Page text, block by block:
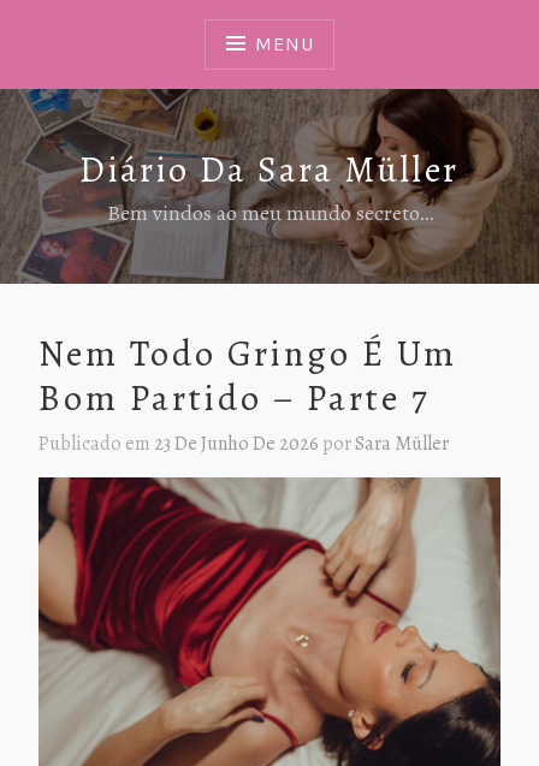
MENU
Diário Da Sara Müller
Bem vindos ao meu mundo secreto…
Nem Todo Gringo É Um
Bom Partido – Parte 7
Publicado em 23 De Junho De 2026 porSara Müller